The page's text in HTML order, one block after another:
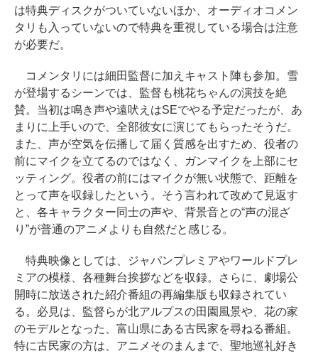
は特典ディスクがついていないほか、オーディオコメン
タリも入っていないので特典を重視している場合は注意
が必要だ。
コメンタリには細田監督に加えキャスト陣も参加。雪
が登場するシーンでは、監督も桃花ちゃんの演技を絶
賛。当初は鳴き声や遠吠えはSEでやる予定だったが、あ
まりに上手いので、全部彼女に演じてもらったそうだ。
また、声が空気を伝播して届く質感を出すため、役者の
前にマイクを立てるのではなく、ガンマイクを上部にセ
ッティング。役者の前にはマイクが無い状態で、距離を
とって声を収録したという。そう言われて改めて見返す
と、各キャラクター同士の声や、背景音との“声の混ざ
り”が普通のアニメよりも自然だと感じる。
特典映像としては、ジャパンプレミアやワールドプレ
ミアの模様、各種舞台挨拶などを収録。さらに、劇場公
開時に放送された紹介番組の再編集版も収録されてい
る。必見は、監督らが北アルプスの田園風景や、花の家
のモデルとなった、富山県にある古民家を尋ねる番組。
特に古民家の方は、アニメそのまんまで、聖地巡礼好き